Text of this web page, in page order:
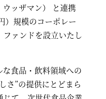
ウッザマン） と連携
）規模のコーポレー
ファンドを設立いたし
食品・飲料領域への
さ”の提供にとどまら